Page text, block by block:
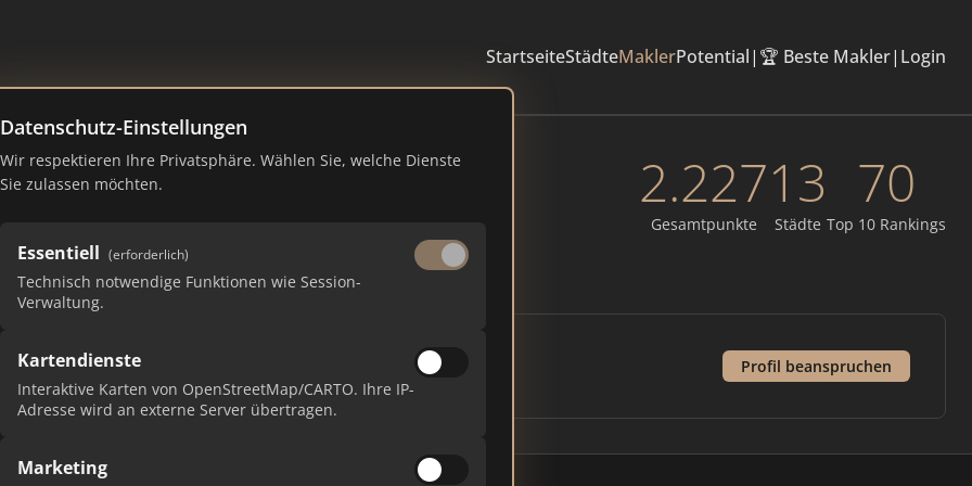
StartseiteStädteMaklerPotential| 🏆 Beste Makler| Login
Datenschutz-Einstellungen
Wir respektieren Ihre Privatsphäre. Wählen Sie, welche Dienste
Sie zulassen möchten.
Essentiell (erforderlich)
Technisch notwendige Funktionen wie Session-
Verwaltung.
Kartendienste
Interaktive Karten von OpenStreetMap/CARTO. Ihre IP-
Adresse wird an externe Server übertragen.
Marketing
Dortmund 2.227
Gesamtpunkte
13
Städte
70
Top 10 Rankings
Sie monatliche Ranking-Updates.
Profil beanspruchen